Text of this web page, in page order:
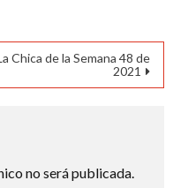
Chica de la Semana 48 de
2021
no será publicada.